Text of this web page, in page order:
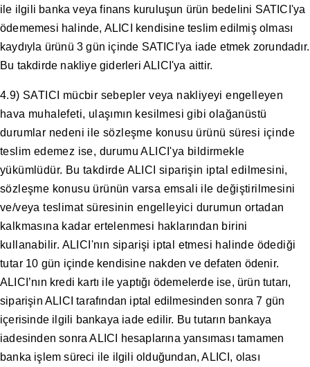
ile ilgili banka veya finans kuruluşun ürün bedelini SATICI'ya
ödememesi halinde, ALICI kendisine teslim edilmiş olması
kaydıyla ürünü 3 gün içinde SATICI'ya iade etmek zorundadır.
Bu takdirde nakliye giderleri ALICI'ya aittir.
4.9) SATICI mücbir sebepler veya nakliyeyi engelleyen
hava muhalefeti, ulaşımın kesilmesi gibi olağanüstü
durumlar nedeni ile sözleşme konusu ürünü süresi içinde
teslim edemez ise, durumu ALICI'ya bildirmekle
yükümlüdür. Bu takdirde ALICI siparişin iptal edilmesini,
sözleşme konusu ürünün varsa emsali ile değiştirilmesini
ve/veya teslimat süresinin engelleyici durumun ortadan
kalkmasına kadar ertelenmesi haklarından birini
kullanabilir. ALICI'nın siparişi iptal etmesi halinde ödediği
tutar 10 gün içinde kendisine nakden ve defaten ödenir.
ALICI’nın kredi kartı ile yaptığı ödemelerde ise, ürün tutarı,
siparişin ALICI tarafından iptal edilmesinden sonra 7 gün
içerisinde ilgili bankaya iade edilir. Bu tutarın bankaya
iadesinden sonra ALICI hesaplarına yansıması tamamen
banka işlem süreci ile ilgili olduğundan, ALICI, olası